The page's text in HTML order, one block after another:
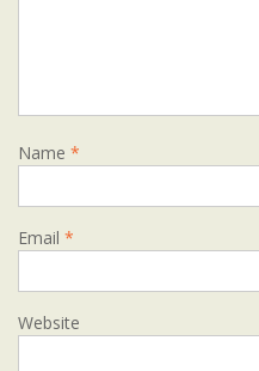
Name *
Email *
Website